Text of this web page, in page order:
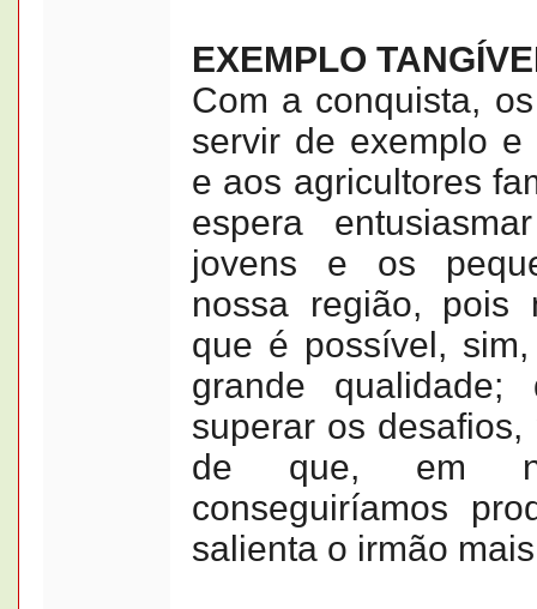
EXEMPLO
Com a conquista,
servir de exemplo
e aos agricultores
espera
jovens e os
nossa região, pois
que é possível,
grande
superar os
de que, em
conseguiríamos
salienta o irmão